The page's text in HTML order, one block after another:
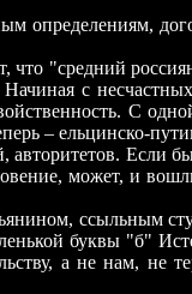
что "средний
с
С
– ельцинско-
авторитетов. Если
может, и
ссыльным
буквы "б"
а не нам, не